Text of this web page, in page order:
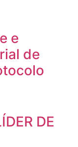
e
de
DE